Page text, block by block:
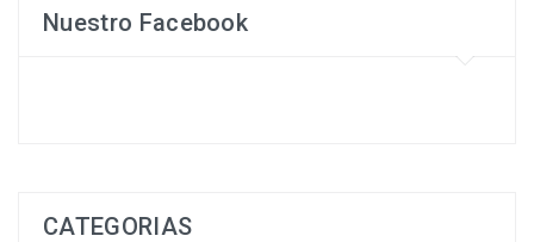
Nuestro Facebook
CATEGORIAS